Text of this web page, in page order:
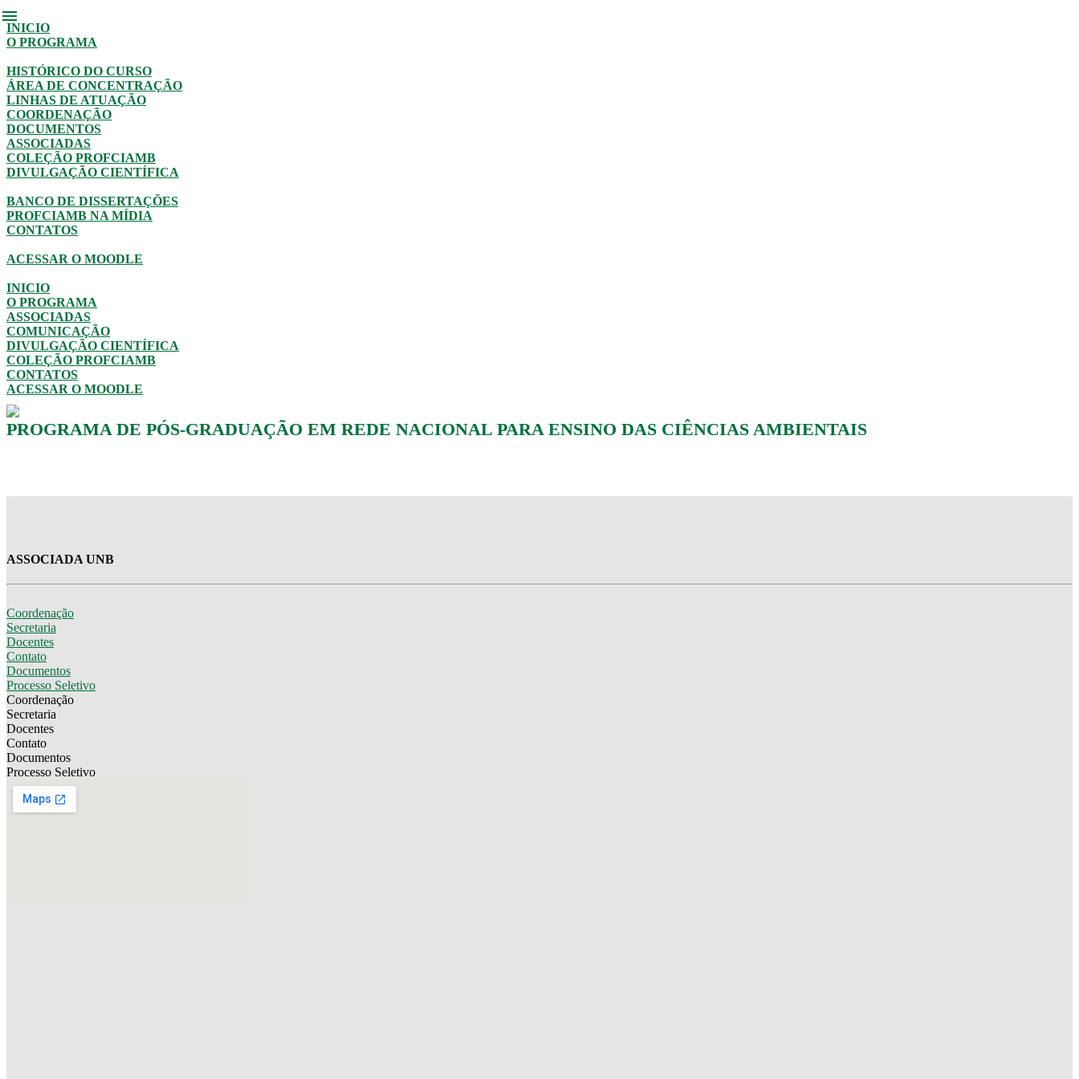
menu
INICIO
O PROGRAMA
HISTÓRICO DO CURSO
ÁREA DE CONCENTRAÇÃO
LINHAS DE ATUAÇÃO
COORDENAÇÃO
DOCUMENTOS
ASSOCIADAS
COLEÇÃO PROFCIAMB
DIVULGAÇÃO CIENTÍFICA
BANCO DE DISSERTAÇÕES
PROFCIAMB NA MÍDIA
CONTATOS
ACESSAR O MOODLE
INICIO
O PROGRAMA
ASSOCIADAS
COMUNICAÇÃO
DIVULGAÇÃO CIENTÍFICA
COLEÇÃO PROFCIAMB
CONTATOS
ACESSAR O MOODLE
PROGRAMA DE PÓS-GRADUAÇÃO EM REDE NACIONAL PARA ENSINO DAS CIÊNCIAS AMBIENTAIS
ASSOCIADA UNB
Coordenação
Secretaria
Docentes
Contato
Documentos
Processo Seletivo
Coordenação
Secretaria
Docentes
Contato
Documentos
Processo Seletivo